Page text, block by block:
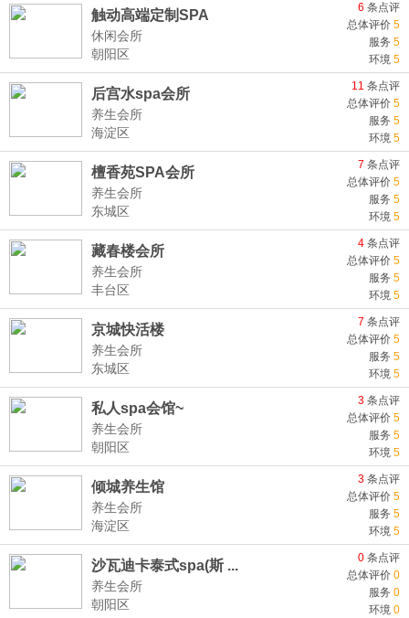
触动高端定制SPA
休闲会所
朝阳区
6 条点评
总体评价 5
服务 5
环境 5
后宫水spa会所
养生会所
海淀区
11 条点评
总体评价 5
服务 5
环境 5
檀香苑SPA会所
养生会所
东城区
7 条点评
总体评价 5
服务 5
环境 5
藏春楼会所
养生会所
丰台区
4 条点评
总体评价 5
服务 5
环境 5
京城快活楼
养生会所
东城区
7 条点评
总体评价 5
服务 5
环境 5
私人spa会馆~
养生会所
朝阳区
3 条点评
总体评价 5
服务 5
环境 5
倾城养生馆
养生会所
海淀区
3 条点评
总体评价 5
服务 5
环境 5
沙瓦迪卡泰式spa(斯 ...
养生会所
朝阳区
0 条点评
总体评价 0
服务 0
环境 0